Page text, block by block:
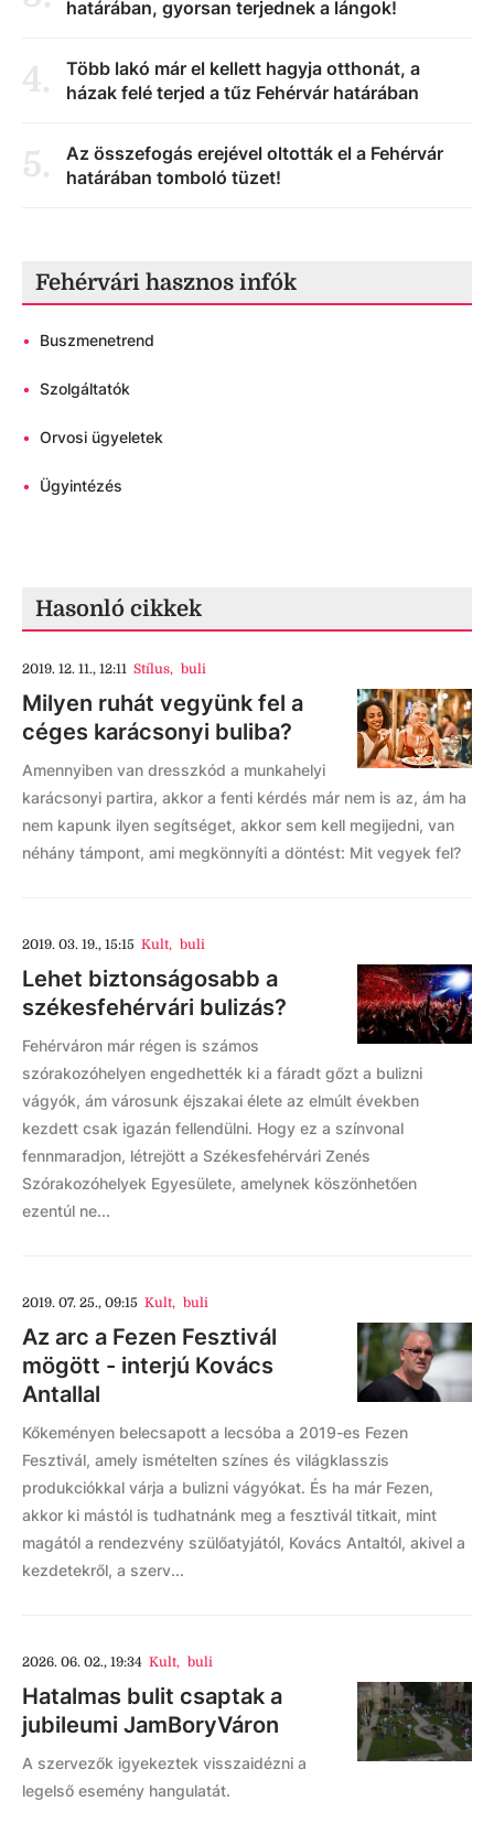
határában, gyorsan terjednek a lángok!
4.
Több lakó már el kellett hagyja otthonát, a
házak felé terjed a tűz Fehérvár határában
5.
Az összefogás erejével oltották el a Fehérvár
határában tomboló tüzet!
Fehérvári hasznos infók
• Buszmenetrend
• Szolgáltatók
• Orvosi ügyeletek
• Ügyintézés
Hasonló cikkek
2019. 12. 11., 12:11 Stílus, buli
Milyen ruhát vegyünk fel a
céges karácsonyi buliba?
Amennyiben van dresszkód a munkahelyi
karácsonyi partira, akkor a fenti kérdés már nem is az, ám ha
nem kapunk ilyen segítséget, akkor sem kell megijedni, van
néhány támpont, ami megkönnyíti a döntést: Mit vegyek fel?
2019. 03. 19., 15:15 Kult, buli
Lehet biztonságosabb a
székesfehérvári bulizás?
Fehérváron már régen is számos
szórakozóhelyen engedhették ki a fáradt gőzt a bulizni
vágyók, ám városunk éjszakai élete az elmúlt években
kezdett csak igazán fellendülni. Hogy ez a színvonal
fennmaradjon, létrejött a Székesfehérvári Zenés
Szórakozóhelyek Egyesülete, amelynek köszönhetően
ezentúl ne...
2019. 07. 25., 09:15 Kult, buli
Az arc a Fezen Fesztivál
mögött - interjú Kovács
Antallal
Kőkeményen belecsapott a lecsóba a 2019-es Fezen
Fesztivál, amely ismételten színes és világklasszis
produkciókkal várja a bulizni vágyókat. És ha már Fezen,
akkor ki mástól is tudhatnánk meg a fesztivál titkait, mint
magától a rendezvény szülőatyjától, Kovács Antaltól, akivel a
kezdetekről, a szerv...
2026. 06. 02., 19:34 Kult, buli
Hatalmas bulit csaptak a
jubileumi JamBoryVáron
A szervezők igyekeztek visszaidézni a
legelső esemény hangulatát.